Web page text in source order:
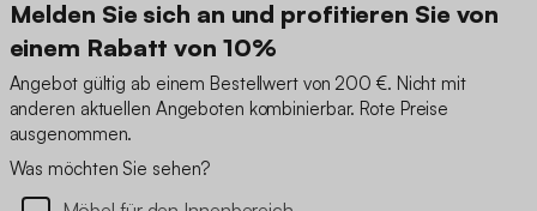
Melden Sie sich an und profitieren Sie von
einem Rabatt von 10%
Angebot gültig ab einem Bestellwert von 200 €. Nicht mit
anderen aktuellen Angeboten kombinierbar. Rote Preise
ausgenommen.
Was möchten Sie sehen?